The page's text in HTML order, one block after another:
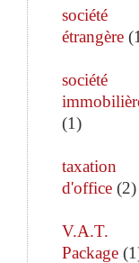
société
étrangère (1
société
(1)
taxation
d'office (2)
V.A.T.
Package (1